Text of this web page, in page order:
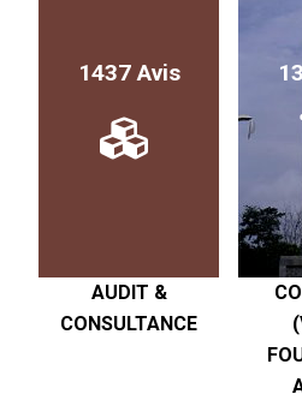
1437 Avis
AUDIT &
CONSULTANCE